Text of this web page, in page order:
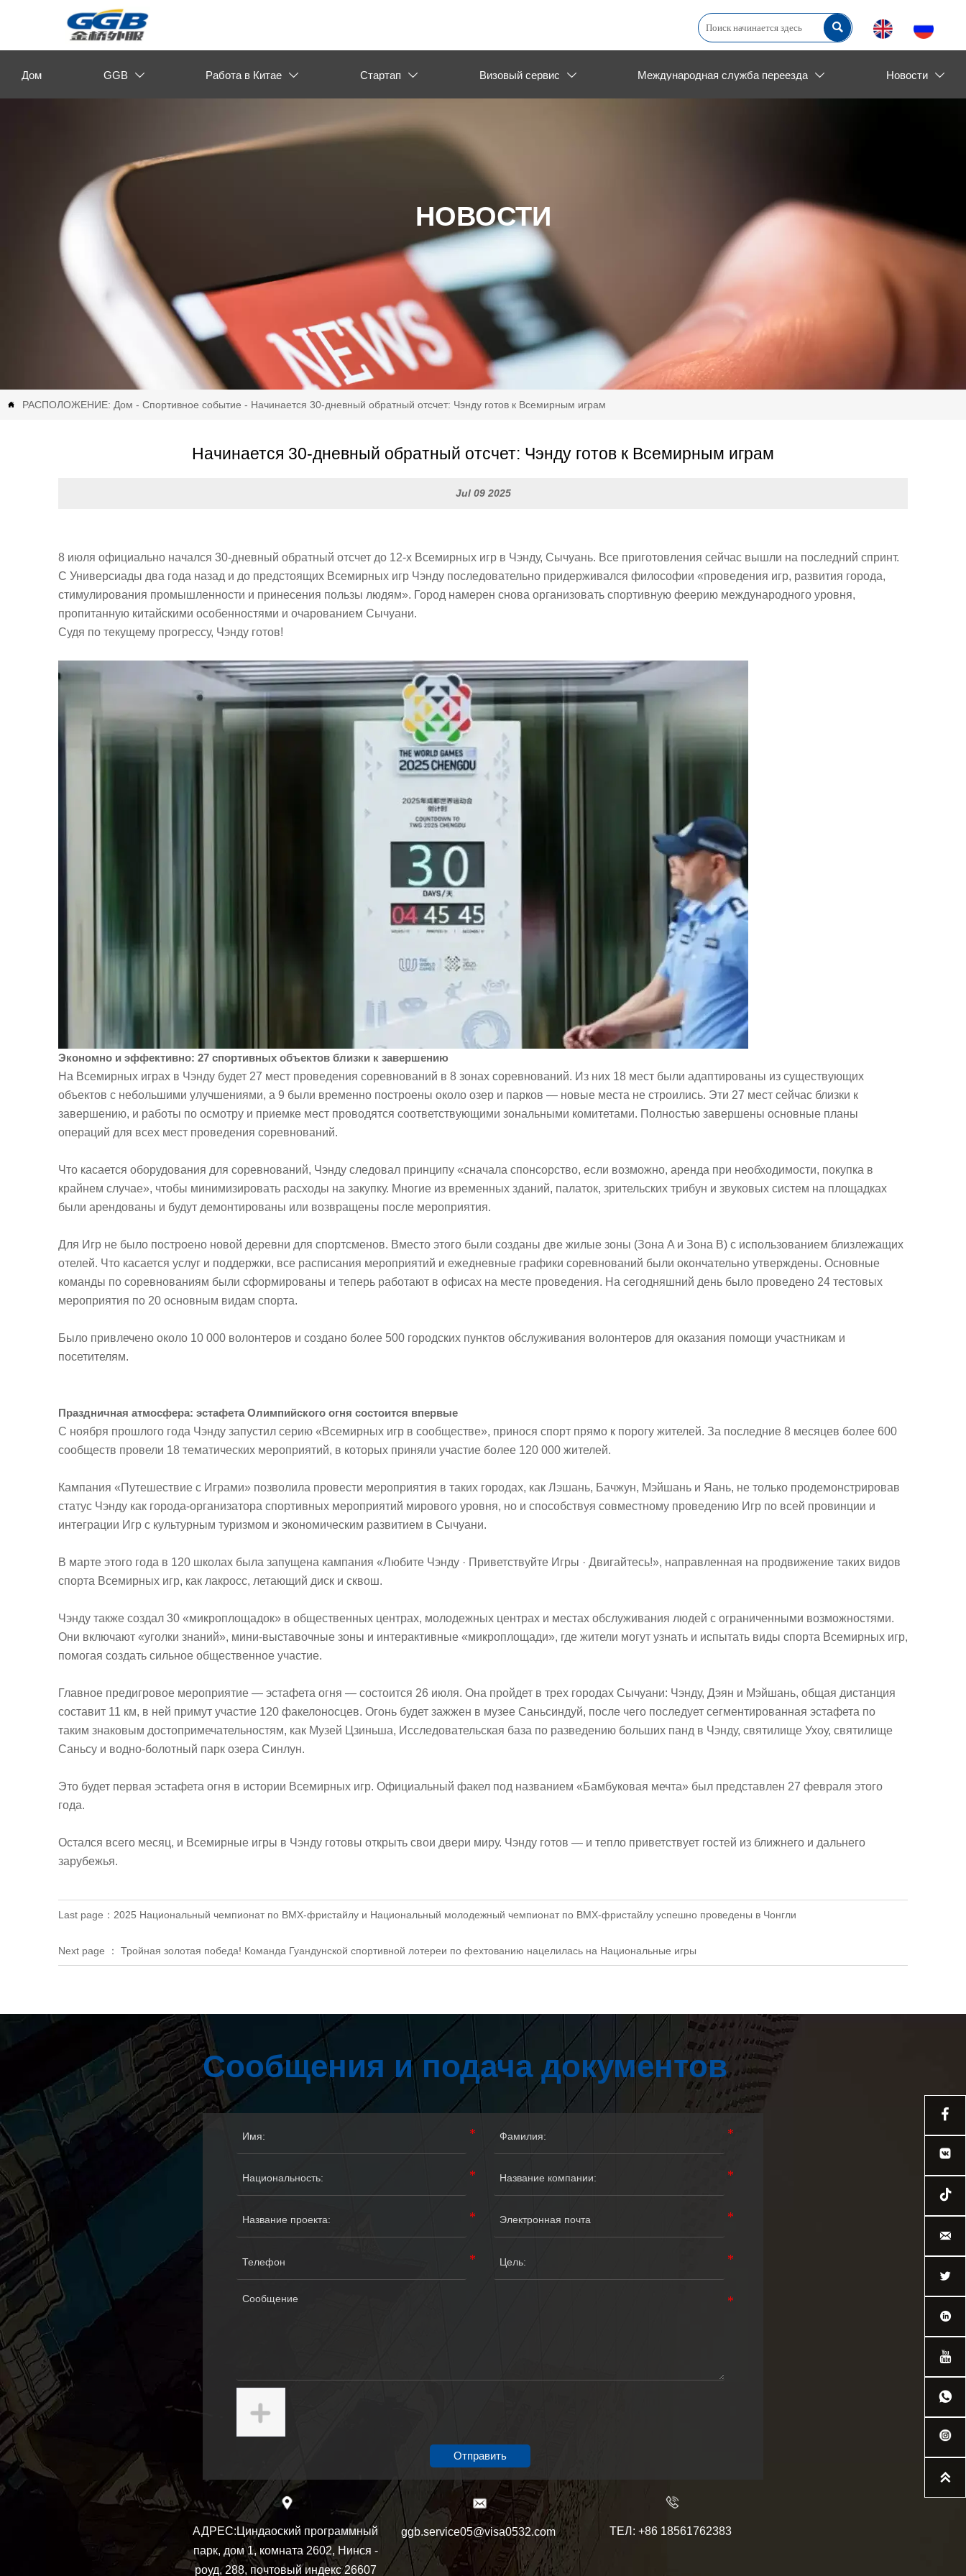

Дом GGB  Работа в Китае  Стартап  Визовый сервис  Международная служба переезда  Новости 
НОВОСТИ
 РАСПОЛОЖЕНИЕ: Дом - Спортивное событие - Начинается 30-дневный обратный отсчет: Чэнду готов к Всемирным играм
Начинается 30-дневный обратный отсчет: Чэнду готов к Всемирным играм
Jul 09 2025
8 июля официально начался 30-дневный обратный отсчет до 12-х Всемирных игр в Чэнду, Сычуань. Все приготовления сейчас вышли на последний спринт.
С Универсиады два года назад и до предстоящих Всемирных игр Чэнду последовательно придерживался философии «проведения игр, развития города,
стимулирования промышленности и принесения пользы людям». Город намерен снова организовать спортивную феерию международного уровня,
пропитанную китайскими особенностями и очарованием Сычуани.
Судя по текущему прогрессу, Чэнду готов!
Экономно и эффективно: 27 спортивных объектов близки к завершению
На Всемирных играх в Чэнду будет 27 мест проведения соревнований в 8 зонах соревнований. Из них 18 мест были адаптированы из существующих
объектов с небольшими улучшениями, а 9 были временно построены около озер и парков — новые места не строились. Эти 27 мест сейчас близки к
завершению, и работы по осмотру и приемке мест проводятся соответствующими зональными комитетами. Полностью завершены основные планы
операций для всех мест проведения соревнований.
Что касается оборудования для соревнований, Чэнду следовал принципу «сначала спонсорство, если возможно, аренда при необходимости, покупка в
крайнем случае», чтобы минимизировать расходы на закупку. Многие из временных зданий, палаток, зрительских трибун и звуковых систем на площадках
были арендованы и будут демонтированы или возвращены после мероприятия.
Для Игр не было построено новой деревни для спортсменов. Вместо этого были созданы две жилые зоны (Зона A и Зона B) с использованием близлежащих
отелей. Что касается услуг и поддержки, все расписания мероприятий и ежедневные графики соревнований были окончательно утверждены. Основные
команды по соревнованиям были сформированы и теперь работают в офисах на месте проведения. На сегодняшний день было проведено 24 тестовых
мероприятия по 20 основным видам спорта.
Было привлечено около 10 000 волонтеров и создано более 500 городских пунктов обслуживания волонтеров для оказания помощи участникам и
посетителям.
Праздничная атмосфера: эстафета Олимпийского огня состоится впервые
С ноября прошлого года Чэнду запустил серию «Всемирных игр в сообществе», принося спорт прямо к порогу жителей. За последние 8 месяцев более 600
сообществ провели 18 тематических мероприятий, в которых приняли участие более 120 000 жителей.
Кампания «Путешествие с Играми» позволила провести мероприятия в таких городах, как Лэшань, Бачжун, Мэйшань и Яань, не только продемонстрировав
статус Чэнду как города-организатора спортивных мероприятий мирового уровня, но и способствуя совместному проведению Игр по всей провинции и
интеграции Игр с культурным туризмом и экономическим развитием в Сычуани.
В марте этого года в 120 школах была запущена кампания «Любите Чэнду · Приветствуйте Игры · Двигайтесь!», направленная на продвижение таких видов
спорта Всемирных игр, как лакросс, летающий диск и сквош.
Чэнду также создал 30 «микроплощадок» в общественных центрах, молодежных центрах и местах обслуживания людей с ограниченными возможностями.
Они включают «уголки знаний», мини-выставочные зоны и интерактивные «микроплощади», где жители могут узнать и испытать виды спорта Всемирных игр,
помогая создать сильное общественное участие.
Главное предигровое мероприятие — эстафета огня — состоится 26 июля. Она пройдет в трех городах Сычуани: Чэнду, Дэян и Мэйшань, общая дистанция
составит 11 км, в ней примут участие 120 факелоносцев. Огонь будет зажжен в музее Саньсиндуй, после чего последует сегментированная эстафета по
таким знаковым достопримечательностям, как Музей Цзиньша, Исследовательская база по разведению больших панд в Чэнду, святилище Ухоу, святилище
Саньсу и водно-болотный парк озера Синлун.
Это будет первая эстафета огня в истории Всемирных игр. Официальный факел под названием «Бамбуковая мечта» был представлен 27 февраля этого
года.
Остался всего месяц, и Всемирные игры в Чэнду готовы открыть свои двери миру. Чэнду готов — и тепло приветствует гостей из ближнего и дальнего
зарубежья.
Last page： 2025 Национальный чемпионат по BMX-фристайлу и Национальный молодежный чемпионат по BMX-фристайлу успешно проведены в Чонгли
Next page ： Тройная золотая победа! Команда Гуандунской спортивной лотереи по фехтованию нацелилась на Национальные игры
Сообщения и подача документов
Отправить
АДРЕС: Циндаоский программный
парк, дом 1, комната 2602, Нинся -
роуд, 288, почтовый индекс 26607
ggb.service05@visa0532.com ТЕЛ: +86 18561762383







